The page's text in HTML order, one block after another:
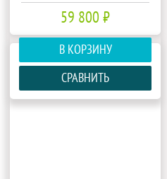
59 800 ₽
В КОРЗИНУ
СРАВНИТЬ